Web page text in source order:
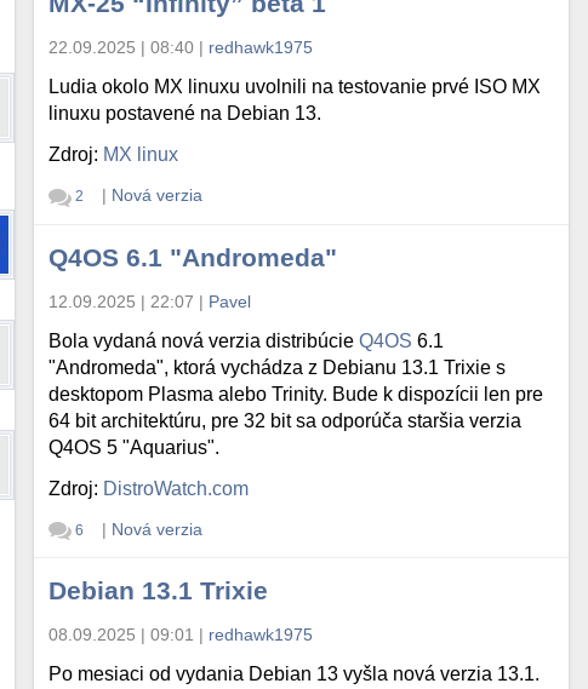
22.09.2025 | 08:40 | redhawk1975
Ludia okolo MX linuxu uvolnili na testovanie prvé ISO MX
linuxu postavené na Debian 13.
Zdroj: MX linux
2 | Nová verzia
Q4OS 6.1 "Andromeda"
12.09.2025 | 22:07 | Pavel
Bola vydaná nová verzia distribúcieQ4OS 6.1
"Andromeda", ktorá vychádza z Debianu 13.1 Trixie s
desktopom Plasma alebo Trinity. Bude k dispozícii len pre
64 bit architektúru, pre 32 bit sa odporúča staršia verzia
Q4OS 5 "Aquarius".
Zdroj: DistroWatch.com
6 | Nová verzia
Debian 13.1 Trixie
08.09.2025 | 09:01 | redhawk1975
Po mesiaci od vydania Debian 13 vyšla nová verzia 13.1.